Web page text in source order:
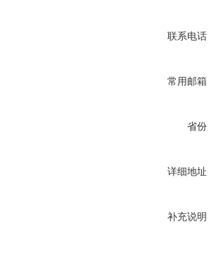
联系电话
常用邮箱
省份
详细地址
补充说明